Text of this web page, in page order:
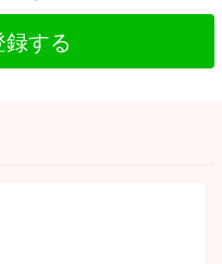
する